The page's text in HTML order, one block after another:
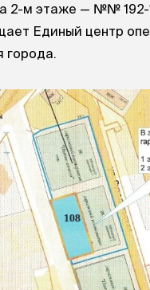
2-м этаже — №№ 192-
Единый центр
города.